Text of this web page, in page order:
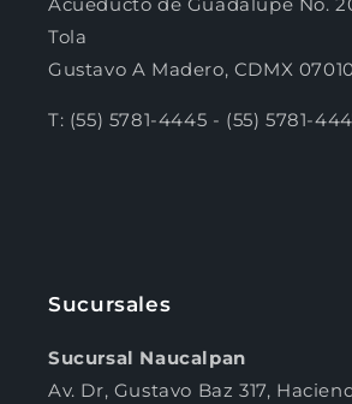
Tola
Gustavo A Madero, CDMX 07010
T: (55) 5781-4445 - (55) 5781-
Sucursales
Sucursal Naucalpan
Av. Dr, Gustavo Baz 317,